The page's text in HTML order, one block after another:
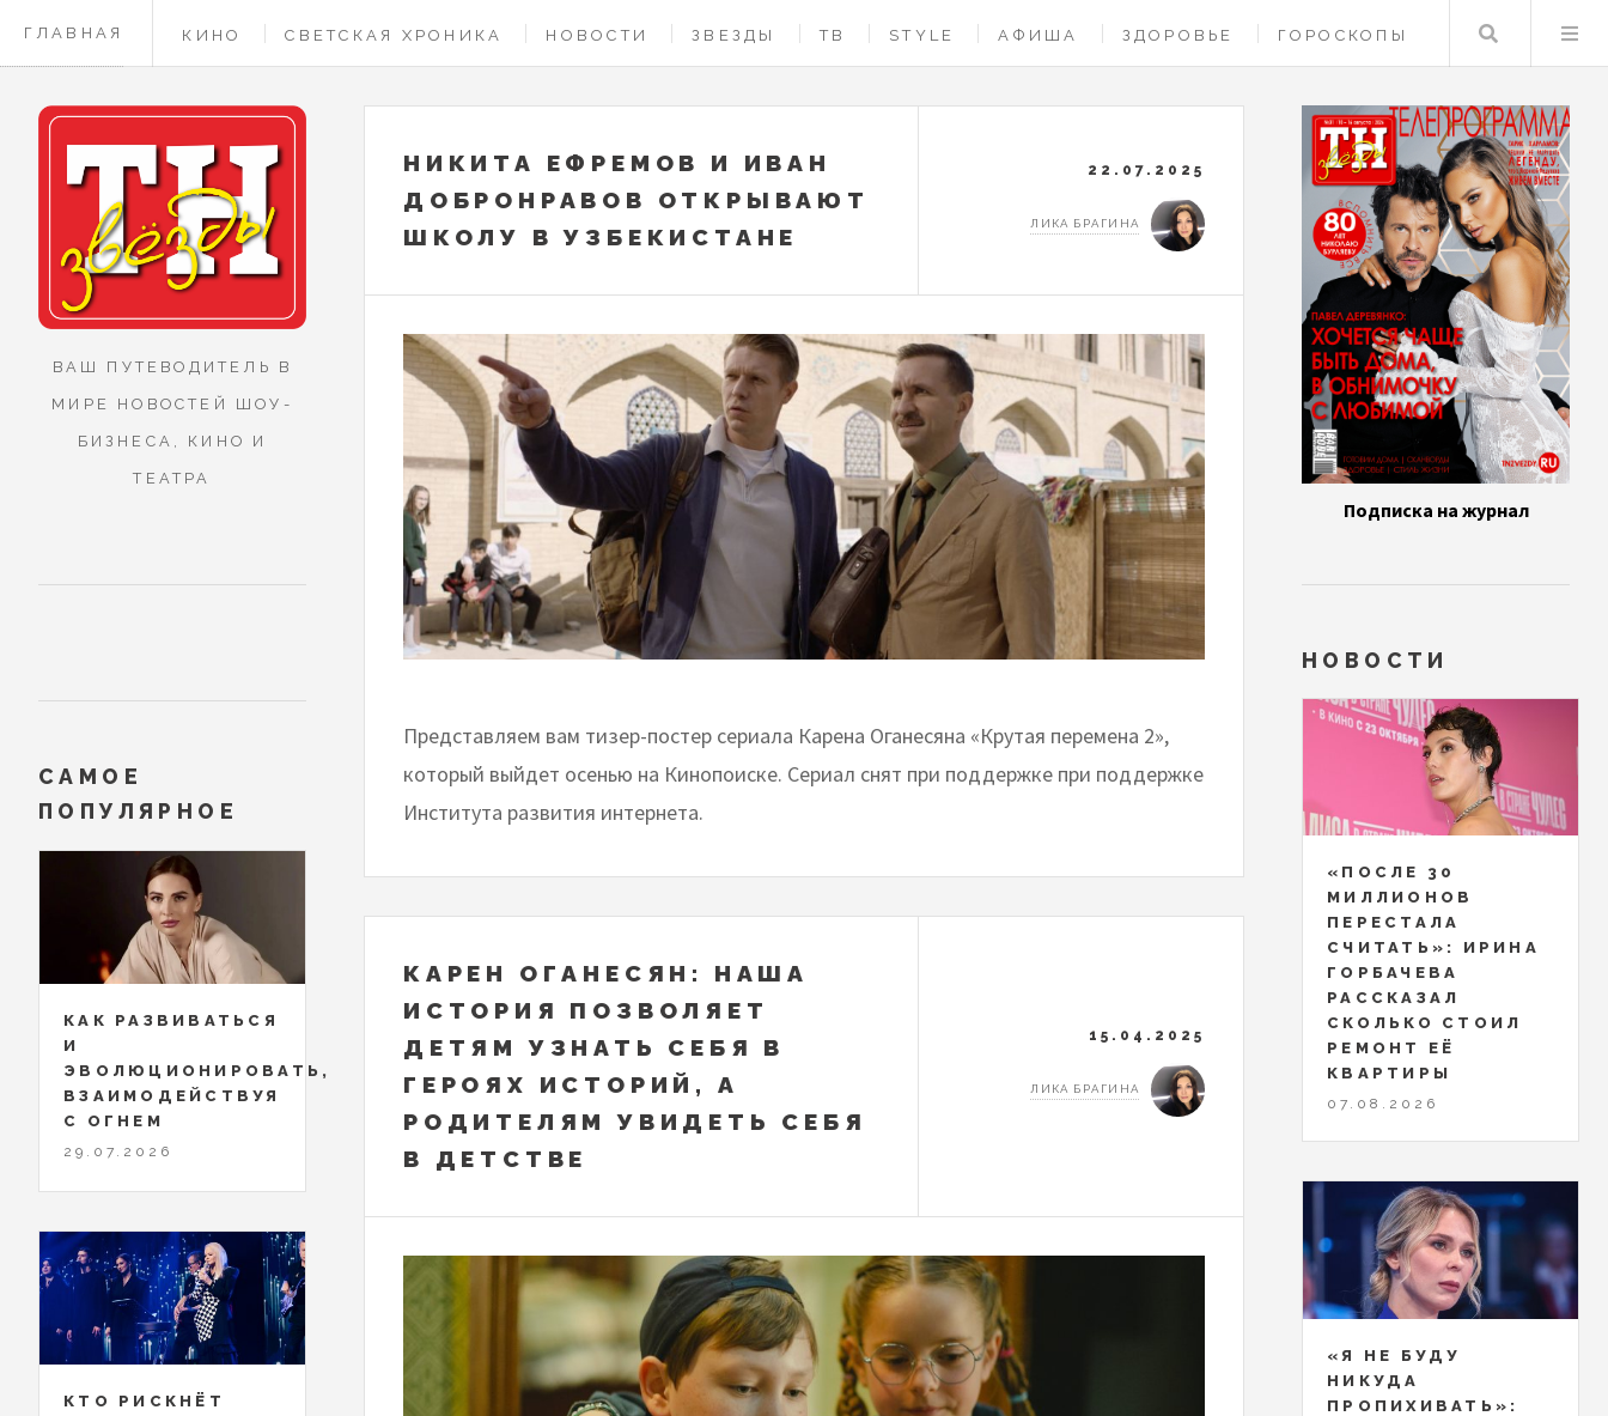
ГЛАВНАЯ КИНО СВЕТСКАЯ ХРОНИКА НОВОСТИ ЗВЕЗДЫ ТВ STYLE АФИША ЗДОРОВЬЕ ГОРОСКОПЫ
КОНТАКТЫ
Поиск
НИКИТА ЕФРЕМОВ И ИВАН
ДОБРОНРАВОВ ОТКРЫВАЮТ
ШКОЛУ В УЗБЕКИСТАНЕ
22.07.2025
ЛИКА БРАГИНА
Представляем вам тизер-постер сериала Карена Оганесяна «Крутая перемена 2»,
который выйдет осенью на Кинопоиске. Сериал снят при поддержке при поддержке
Института развития интернета.
КАРЕН ОГАНЕСЯН: НАША
ИСТОРИЯ ПОЗВОЛЯЕТ
ДЕТЯМ УЗНАТЬ СЕБЯ В
ГЕРОЯХ ИСТОРИЙ, А
РОДИТЕЛЯМ УВИДЕТЬ СЕБЯ
В ДЕТСТВЕ
15.04.2025
ЛИКА БРАГИНА
ВАШ ПУТЕВОДИТЕЛЬ В
МИРЕ НОВОСТЕЙ ШОУ-
БИЗНЕСА, КИНО И
ТЕАТРА
САМОЕ
ПОПУЛЯРНОЕ
КАК РАЗВИВАТЬСЯ
И
ЭВОЛЮЦИОНИРОВАТЬ,
ВЗАИМОДЕЙСТВУЯ
С ОГНЕМ
29.07.2026
КТО РИСКНЁТ
Подписка на журнал
НОВОСТИ
«ПОСЛЕ 30
МИЛЛИОНОВ
ПЕРЕСТАЛА
СЧИТАТЬ»: ИРИНА
ГОРБАЧЕВА
РАССКАЗАЛ
СКОЛЬКО СТОИЛ
РЕМОНТ ЕЁ
КВАРТИРЫ
07.08.2026
«Я НЕ БУДУ
НИКУДА
ПРОПИХИВАТЬ»: